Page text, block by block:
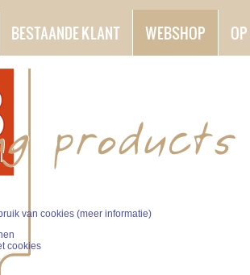
BESTAANDE KLANT WEBSHOP
van cookies (meer informatie)
cookies